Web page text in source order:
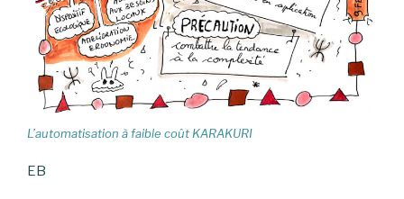
L’automatisation à faible coût KARAKURI
EB